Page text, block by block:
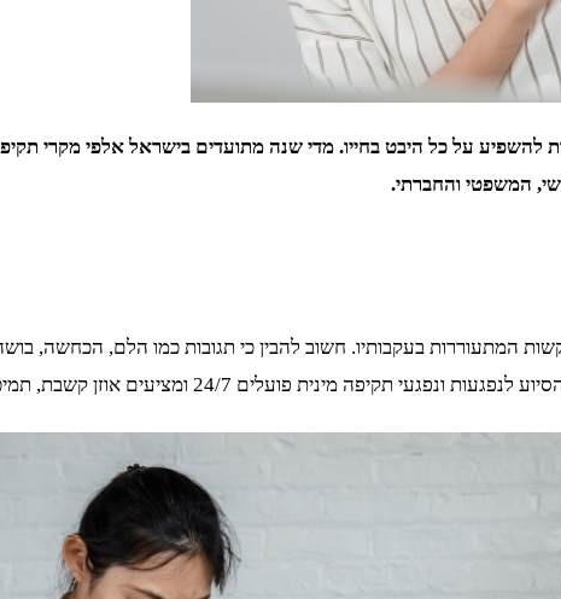
המשפטי והחברתי.
המתעוררות בעקבותיו. חשוב להבין כי תגובות כמו הלם, הכחשה,
7 ומציעים אוזן קשבת, תמיכה ראשונית והכוונה להמשך הדרך.